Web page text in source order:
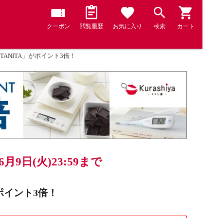
クーポン 閲覧履歴 お気に入り 検索 カート
」がポイント3倍！
月9日(火)23:59まで
ント3倍！